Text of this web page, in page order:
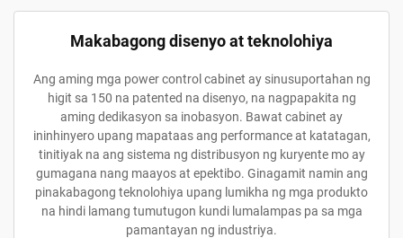
Makabagong disenyo at teknolohiya
Ang aming mga power control cabinet ay sinusuportahan ng
higit sa 150 na patented na disenyo, na nagpapakita ng
aming dedikasyon sa inobasyon. Bawat cabinet ay
ininhinyero upang mapataas ang performance at katatagan,
tinitiyak na ang sistema ng distribusyon ng kuryente mo ay
gumagana nang maayos at epektibo. Ginagamit namin ang
pinakabagong teknolohiya upang lumikha ng mga produkto
na hindi lamang tumutugon kundi lumalampas pa sa mga
pamantayan ng industriya.